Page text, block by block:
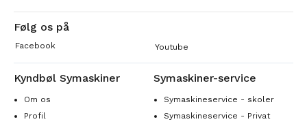
Følg os på
Facebook Youtube
Kyndbøl Symaskiner
Om os
Profil
Symaskiner-service
Symaskineservice - skoler
Symaskineservice - Privat